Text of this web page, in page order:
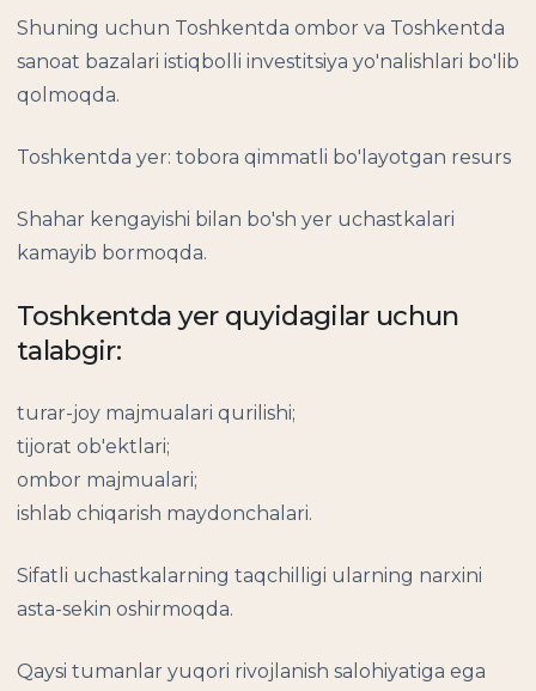
Shuning uchun Toshkentda ombor va Toshkentda
sanoat bazalari istiqbolli investitsiya yo'nalishlari bo'lib
qolmoqda.
Toshkentda yer: tobora qimmatli bo'layotgan resurs
Shahar kengayishi bilan bo'sh yer uchastkalari
kamayib bormoqda.
Toshkentda yer quyidagilar uchun
talabgir:
turar-joy majmualari qurilishi;
tijorat ob'ektlari;
ombor majmualari;
ishlab chiqarish maydonchalari.
Sifatli uchastkalarning taqchilligi ularning narxini
asta-sekin oshirmoqda.
Qaysi tumanlar yuqori rivojlanish salohiyatiga ega